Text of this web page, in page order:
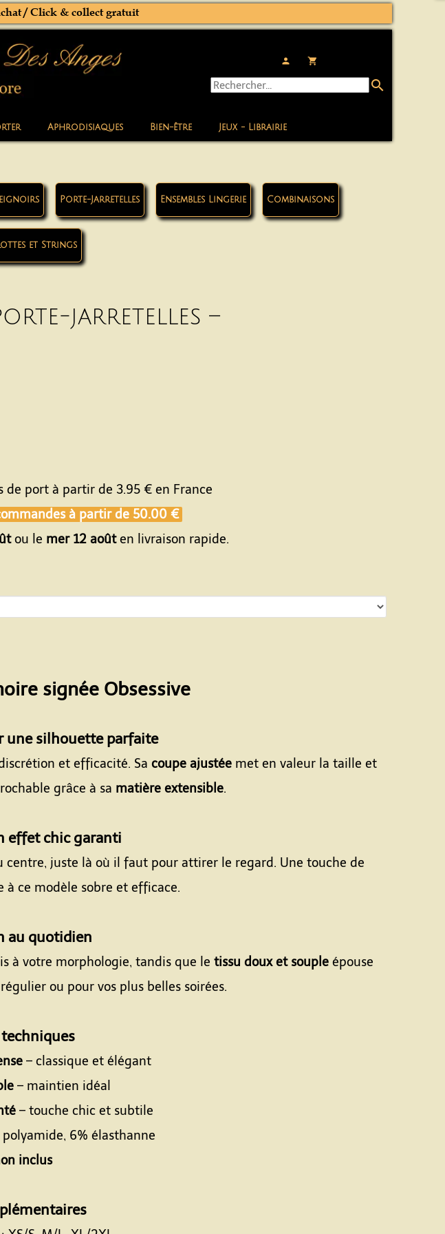
Aphrodisiaques Bien-être Jeux - Librairie
person local_grocery_store
/ Click & collect gratuit
search
Porte-Jarretelles Ensembles Lingerie Combinaisons
et Strings
jarretelles –
de port à partir de 3.95 € en France
à partir de 50.00 €
ou le mer 12 aoûten livraison rapide.
signée Obsessive
une silhouette parfaite
et efficacité. Sa coupe ajustée met en valeur la taille et
grâce à sa matière extensible.
effet chic garanti
centre, juste là où il faut pour attirer le regard. Une touche de
ce modèle sobre et efficace.
au quotidien
à votre morphologie, tandis que le tissu doux et soupleépouse
ou pour vos plus belles soirées.
– classique et élégant
– maintien idéal
– touche chic et subtile
polyamide, 6% élasthanne
inclus